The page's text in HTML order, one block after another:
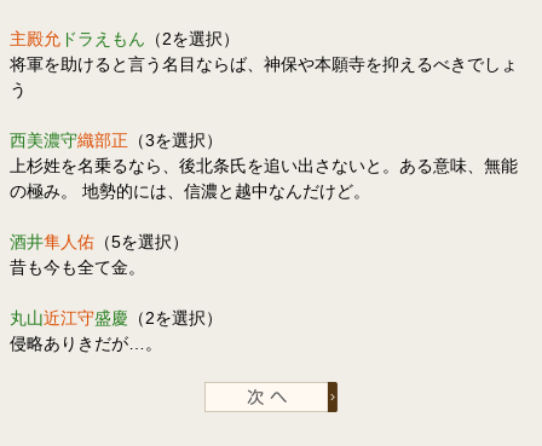
主殿允 ドラえもん （2を選択）
将軍を助けると言う名目ならば、神保や本願寺を抑えるべきでしょ
う
西美濃守織部正 （3を選択）
上杉姓を名乗るなら、後北条氏を追い出さないと。ある意味、無能
の極み。 地勢的には、信濃と越中なんだけど。
酒井隼人佑 （5を選択）
昔も今も全て金。
丸山近江守盛慶 （2を選択）
侵略ありきだが…。